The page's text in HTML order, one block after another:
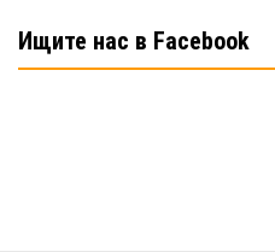
Ищите нас в Facebook